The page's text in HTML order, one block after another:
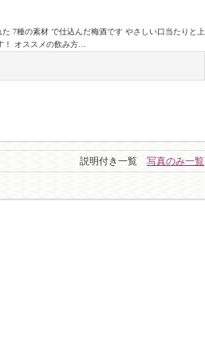
7種の素材 で仕込んだ梅酒です やさしい口当たりと上
オススメの飲み方…
説明付き一覧 写真のみ一覧